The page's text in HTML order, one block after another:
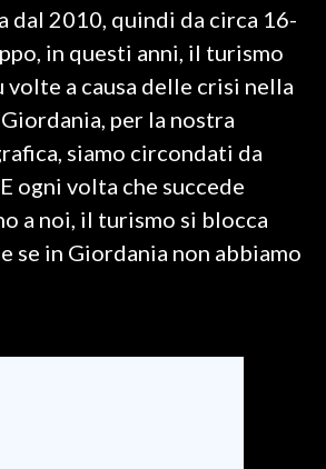
dal 2010, quindi da circa 16-
in questi anni, il turismo
volte a causa delle crisi nella
per la nostra
siamo circondati da
ogni volta che succede
a noi, il turismo si blocca
se in Giordania non abbiamo